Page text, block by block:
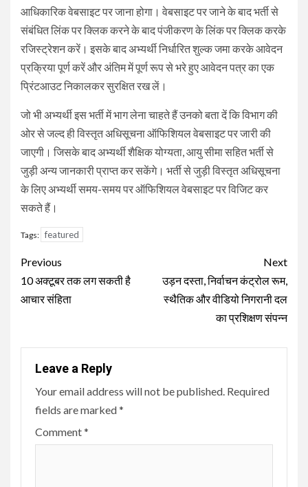
आधिकारिक वेबसाइट पर जाना होगा। वेबसाइट पर जाने के बाद भर्ती से
संबंधित लिंक पर क्लिक करने के बाद पंजीकरण के लिंक पर क्लिक करके
रजिस्ट्रेशन करें। इसके बाद अभ्यर्थी निर्धारित शुल्क जमा करके आवेदन
प्रक्रिया पूर्ण करें और अंतिम में पूर्ण रूप से भरे हुए आवेदन पत्र का एक
प्रिंटआउट निकालकर सुरक्षित रख लें।
जो भी अभ्यर्थी इस भर्ती में भाग लेना चाहते हैं उनको बता दें कि विभाग की
ओर से जल्द ही विस्तृत अधिसूचना ऑफिशियल वेबसाइट पर जारी की
जाएगी। जिसके बाद अभ्यर्थी शैक्षिक योग्यता, आयु सीमा सहित भर्ती से
जुड़ी अन्य जानकारी प्राप्त कर सकेंगे। भर्ती से जुड़ी विस्तृत अधिसूचना
के लिए अभ्यर्थी समय-समय पर ऑफिशियल वेबसाइट पर विजिट कर
सकते हैं।
Tags: featured
Continue
Reading
Previous
10 अक्टूबर तक लग सकती है
आचार संहिता
Next
उड़न दस्ता, निर्वाचन कंट्रोल रूम,
स्थैतिक और वीडियो निगरानी दल
का प्रशिक्षण संपन्न
Leave a Reply
Your email address will not be published. Required
fields are marked*
Comment*